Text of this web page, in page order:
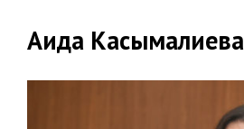
Аида Касымалиева